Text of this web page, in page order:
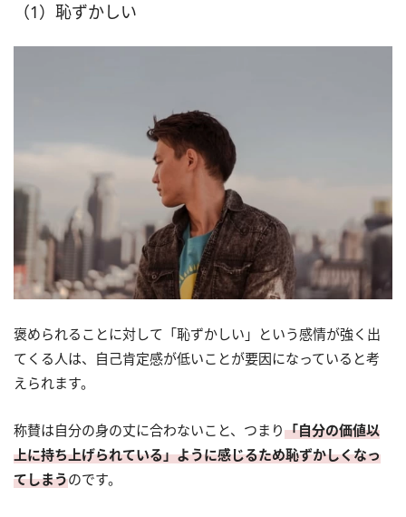
（1）恥ずかしい
褒められることに対して「恥ずかしい」という感情が強く出
てくる人は、自己肯定感が低いことが要因になっていると考
えられます。
称賛は自分の身の丈に合わないこと、つまり「自分の価値以
上に持ち上げられている」ように感じるため恥ずかしくなっ
てしまうのです。